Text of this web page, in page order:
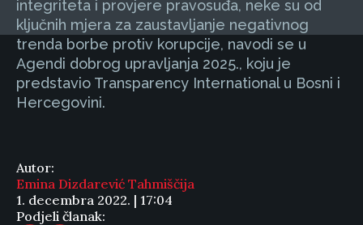
integriteta i provjere pravosuđa, neke su od
ključnih mjera za zaustavljanje negativnog
trenda borbe protiv korupcije, navodi se u
Agendi dobrog upravljanja 2025., koju je
predstavio Transparency International u Bosni i
Hercegovini.
Autor:
Emina Dizdarević Tahmiščija
1. decembra 2022. | 17:04
Podjeli članak: